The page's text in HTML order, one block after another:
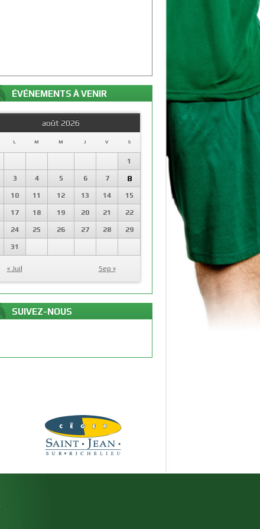
ÉVÉNEMENTS À VENIR
août 2026
L M M J V S
1
3 4 5 6 7 8
10 11 12 13 14 15
17 18 19 20 21 22
24 25 26 27 28 29
31
« Juil Sep »
SUIVEZ-NOUS